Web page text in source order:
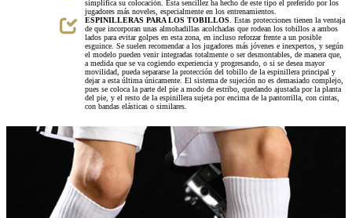
simplifica su colocación. Esta sencillez ha hecho de este tipo el preferido por los
jugadores más noveles, especialmente en los entrenamientos.
ESPINILLERAS PARA LOS TOBILLOS . Estas protecciones tienen la ventaja
de que incorporan unas almohadillas acolchadas que rodean los tobillos a ambos
lados para evitar golpes en esta zona, en incluso reforzar frente a un posible
esguince. Se suelen recomendar a los jugadores más jóvenes e inexpertos, y según
el modelo pueden venir integradas totalmente o ser desmontables, de manera que,
a medida que se va cogiendo experiencia y progresando, o si se desea mayor
movilidad, pueda separarse la protección del tobillo de la espinillera principal y
dejar a esta última únicamente. El sistema de sujeción no es demasiado complejo,
pues se coloca la parte del pie a modo de estribo, quedando ajustada por la planta
del pie, y el resto de la espinillera sujeta por encima de la pantorrilla, con cintas,
con bandas elásticas o similares.